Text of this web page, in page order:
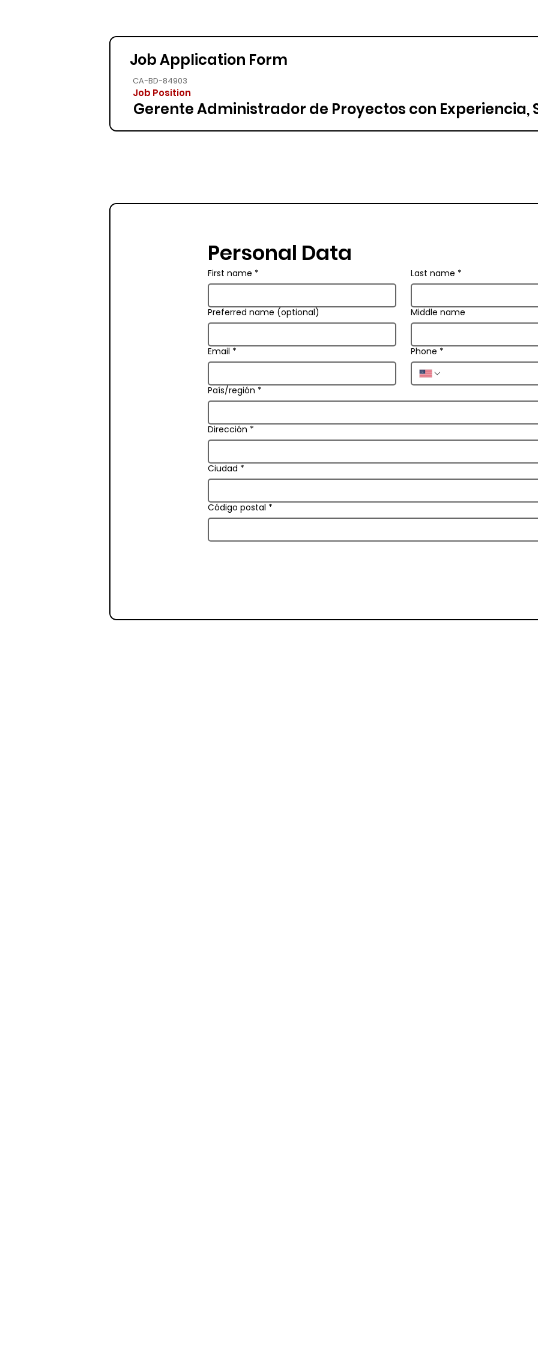
Job Application Form
CA-BD-84903
Job Position
Gerente Administrador de Proyectos con Experiencia,
Personal Data
First name * Last name *
Preferred name (optional) Middle name
Email * Phone *
Multi-line address
País/región *
Dirección *
Ciudad *
Código postal *